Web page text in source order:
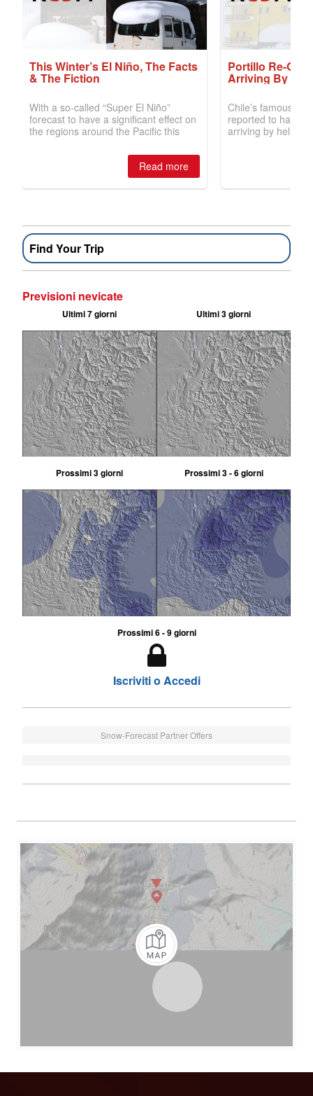
Find Your Trip
Previsioni nevicate
Ultimi 7 giorni Ultimi 3 giorni
Prossimi 3 giorni Prossimi 3 - 6 giorni
Prossimi 6 - 9 giorni
Iscriviti o Accedi
Snow-Forecast Partner Offers